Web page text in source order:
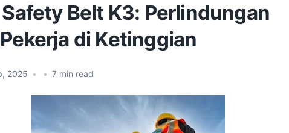
Belt K3: Perlindungan
di Ketinggian
2025 • • 7 min read